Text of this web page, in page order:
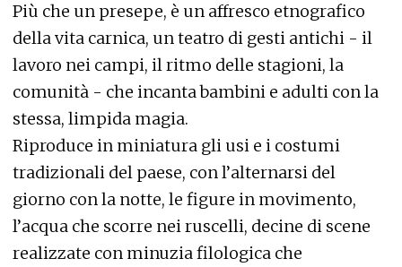
Più che un presepe, è un affresco etnografico
della vita carnica, un teatro di gesti antichi - il
lavoro nei campi, il ritmo delle stagioni, la
comunità - che incanta bambini e adulti con la
stessa, limpida magia.
Riproduce in miniatura gli usi e i costumi
tradizionali del paese, con l’alternarsi del
giorno con la notte, le figure in movimento,
l’acqua che scorre nei ruscelli, decine di scene
realizzate con minuzia filologica che